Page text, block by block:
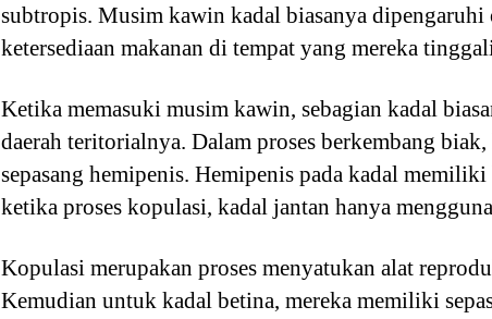
subtropis. Musim kawin kadal biasanya
ketersediaan makanan di tempat yang mereka
Ketika memasuki musim kawin, sebagian kadal
daerah teritorialnya. Dalam proses berkembang
sepasang hemipenis. Hemipenis pada kadal
ketika proses kopulasi, kadal jantan hanya
Kopulasi merupakan proses menyatukan alat
Kemudian untuk kadal betina, mereka memiliki